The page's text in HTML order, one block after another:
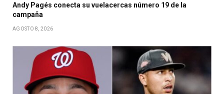
Andy Pagés conecta su vuelacercas número 19 de la
campaña
AGOSTO 8, 2026